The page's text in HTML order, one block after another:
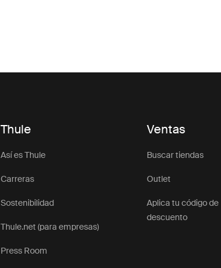
Thule
Así es Thule
Carreras
Sostenibilidad
Thule.net (para empresas)
Press Room
Ventas
Buscar tiendas
Outlet
Aplica tu código de
descuento